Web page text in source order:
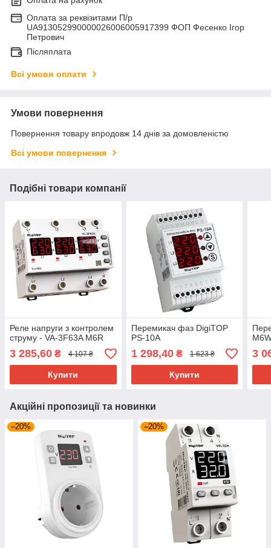
Оплата за реквізитами П/р
UA913052990000026006005917399 ФОП Фесенко Ігор
Петрович
Післяплата
Всі умови оплати
Умови повернення
Повернення товару впродовж 14 днів за домовленістю
Всі умови повернення
Подібні товари компанії
Реле напруги з контролем
струму - VA-3F63A M6R
3 285,60 ₴ 4 107 ₴
Купити
Перемикач фаз DigiTOP
PS-10A
1 298,40₴ 1 623 ₴
Купити
3
Акційні пропозиції та новинки
–20% –20%